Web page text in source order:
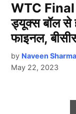
WTC Final
ड्यूक्स बॉल से
फाइनल,
by Naveen Sharma
May 22, 2023